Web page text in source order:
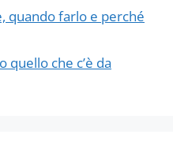
quando farlo e perché
quello che c’è da